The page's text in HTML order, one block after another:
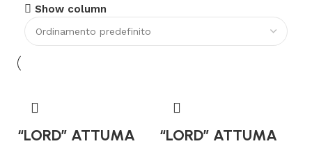
Show column
“LORD” ATTUMA
“LORD” ATTUMA